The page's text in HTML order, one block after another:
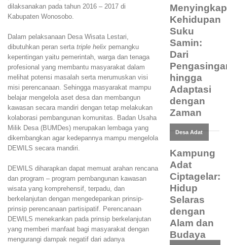
dilaksanakan pada tahun 2016 – 2017 di
Kabupaten Wonosobo.
Dalam pelaksanaan Desa Wisata Lestari,
dibutuhkan peran serta triple helix pemangku
kepentingan yaitu pemerintah, warga dan tenaga
profesional yang membantu masyarakat dalam
melihat potensi masalah serta merumuskan visi
misi perencanaan. Sehingga masyarakat mampu
belajar mengelola aset desa dan membangun
kawasan secara mandiri dengan tetap melakukan
kolaborasi pembangunan komunitas. Badan Usaha
Milik Desa (BUMDes) merupakan lembaga yang
dikembangkan agar kedepannya mampu mengelola
DEWILS secara mandiri.
DEWILS diharapkan dapat memuat arahan rencana
dan program – program pembangunan kawasan
wisata yang komprehensif, terpadu, dan
berkelanjutan dengan mengedepankan prinsip-
prinsip perencanaan partisipatif. Perencanaan
DEWILS menekankan pada prinsip berkelanjutan
yang memberi manfaat bagi masyarakat dengan
mengurangi dampak negatif dari adanya